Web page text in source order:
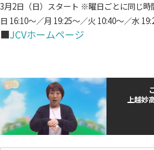
3月2日（日）スタート ※曜日ごとに同じ時
日 16:10～／月 19:25～／火 10:40～／水
■JCVホームページ
上越妙